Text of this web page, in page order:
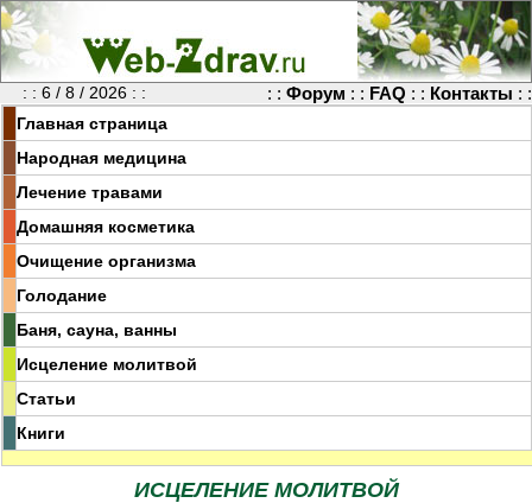
: : 6 / 8 / 2026 : : : : Форум : : FAQ : : Контакты : :
Главная страница
Народная медицина
Лечение травами
Домашняя косметика
Очищение организма
Голодание
Баня, сауна, ванны
Исцеление молитвой
Статьи
Книги
ИСЦЕЛЕНИЕ МОЛИТВОЙ